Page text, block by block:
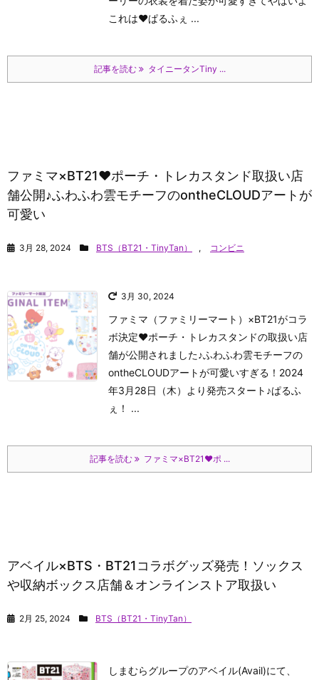
これは♥ぱるふぇ ...
記事を読む タイニータンTiny ...
ファミマ×BT21♥ポーチ・トレカスタンド取扱い店
舗公開♪ふわふわ雲モチーフのontheCLOUDアートが
可愛い
3月 28, 2024 BTS（BT21・TinyTan） , コンビニ
3月 30, 2024
ファミマ（ファミリーマート）×BT21がコラ
ボ決定♥ポーチ・トレカスタンドの取扱い店
舗が公開されました♪ふわふわ雲モチーフの
ontheCLOUDアートが可愛いすぎる！2024
年3月28日（木）より発売スタート♪ぱるふ
ぇ！
...
記事を読む ファミマ×BT21♥ポ ...
アベイル×BTS・BT21コラボグッズ発売！ソックス
や収納ボックス店舗＆オンラインストア取扱い
2月 25, 2024 BTS（BT21・TinyTan）
しまむらグループのアベイル(Avail)にて、